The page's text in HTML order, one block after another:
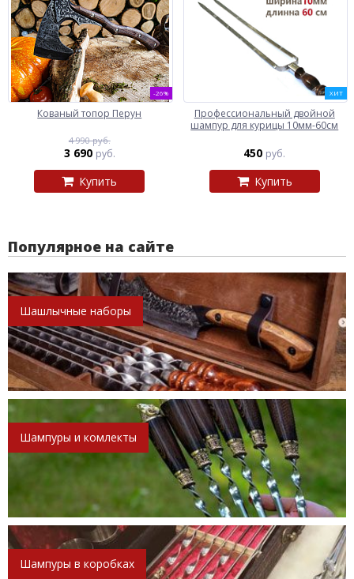
-26%
Кованый топор Перун
4 990 руб.
3 690 руб.
Купить
ХИТ
Профессиональный двойной
шампур для курицы 10мм-60см
450 руб.
Купить
Популярное на сайте
Шашлычные наборы
Шампуры и комлекты
Шампуры в коробках